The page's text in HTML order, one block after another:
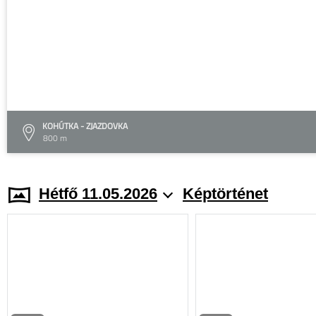
KOHÚTKA - ZJAZDOVKA
800 m
Hétfő 11.05.2026 Képtörténet